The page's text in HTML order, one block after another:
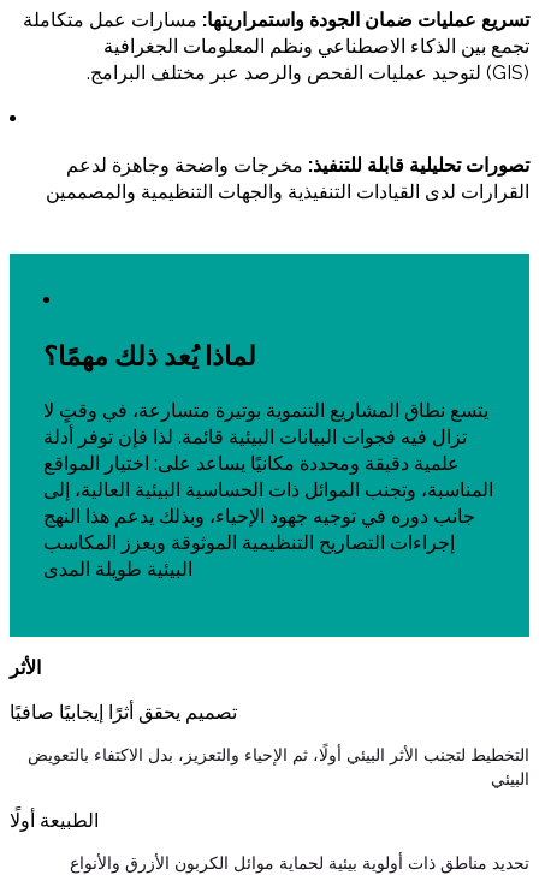
يتسع نطاق المشاريع التنموية بوتيرة متسارعة، في وقتٍ لا
تزال فيه فجوات البيانات البيئية قائمة. لذا فإن توفر أدلة
علمية دقيقة ومحددة مكانيًا يساعد على: اختيار المواقع
المناسبة، وتجنب الموائل ذات الحساسية البيئية العالية، إلى
جانب دوره في توجيه جهود الإحياء، وبذلك يدعم هذا النهج
إجراءات التصاريح التنظيمية الموثوقة ويعزز المكاسب
البيئية طويلة المدى
الأثر
تصميم يحقق أثرًا إيجابيًا صافيًا
التخطيط لتجنب الأثر البيئي أولًا، ثم الإحياء والتعزيز، بدل الاكتفاء بالتعويض
البيئي
الطبيعة أولًا
تحديد مناطق ذات أولوية بيئية لحماية موائل الكربون الأزرق والأنواع
تسريع عمليات ضمان الجودة واستمراريتها: مسارات عمل متكاملة
تجمع بين الذكاء الاصطناعي ونظم المعلومات الجغرافية
(GIS) لتوحيد عمليات الفحص والرصد عبر مختلف البرامج.
تصورات تحليلية قابلة للتنفيذ: مخرجات واضحة وجاهزة لدعم
القرارات لدى القيادات التنفيذية والجهات التنظيمية والمصممين